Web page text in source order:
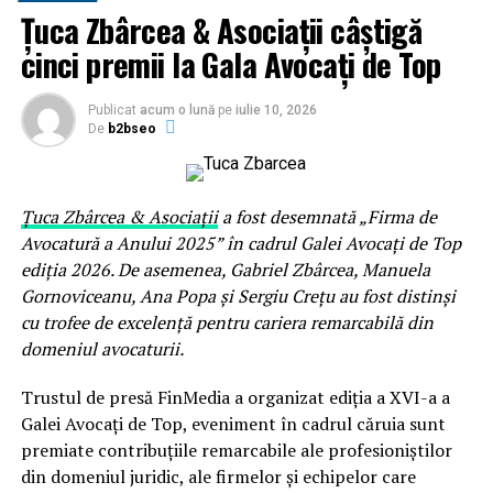
subvențiile în sectorul public scad cu peste 1 miliard Lei
/ lună). Cifrele pe fondurile europene sunt CELE MAI
BUNE DE LA ADERAREA LA UE până în PREZENT (18 ani
!!!) Cifre obiective mai jos, 5 argumente esențiale
detaliate mai departe.
Cred că aprecierea pentru aceste rezultate trebuie să se
ducă în primul rând către contribuabilii cinstiți care au
plătit taxele și impozitele, deși nu este deloc ușor când
povara fiscală crește. Mediul privat și-a făcut treaba.
Reformele din sectorul public încep să se vadă, dar
trebuie accelerate (reforma din justiție și eliminare
pensii speciale, ambele blocate cu sprijinul PSD și AUR,
plus multe altele despre care am tot scris și voi continua
să o fac.)
Deficitul public raportat la PIB scade la -7,1% (nov
2024) la 6,4% (nov 2025) și cu siguranță NU va depăși 8%
Țuca Zbârcea & Asociații câștigă
cinci premii la Gala Avocați de Top
Publicat acum o lună pe iulie 10, 2026
De b2bseo
Țuca Zbârcea & Asociațiia fost desemnată „Firma de
Avocatură a Anului 2025” în cadrul Galei Avocați de Top
ediția 2026. De asemenea, Gabriel Zbârcea, Manuela
Gornoviceanu, Ana Popa și Sergiu Crețu au fost distinși
cu trofee de excelență pentru cariera remarcabilă din
domeniul avocaturii.
Trustul de presă FinMedia a organizat ediția a XVI-a a
Galei Avocați de Top, eveniment în cadrul căruia sunt
premiate contribuțiile remarcabile ale profesioniștilor
din domeniul juridic, ale firmelor și echipelor care